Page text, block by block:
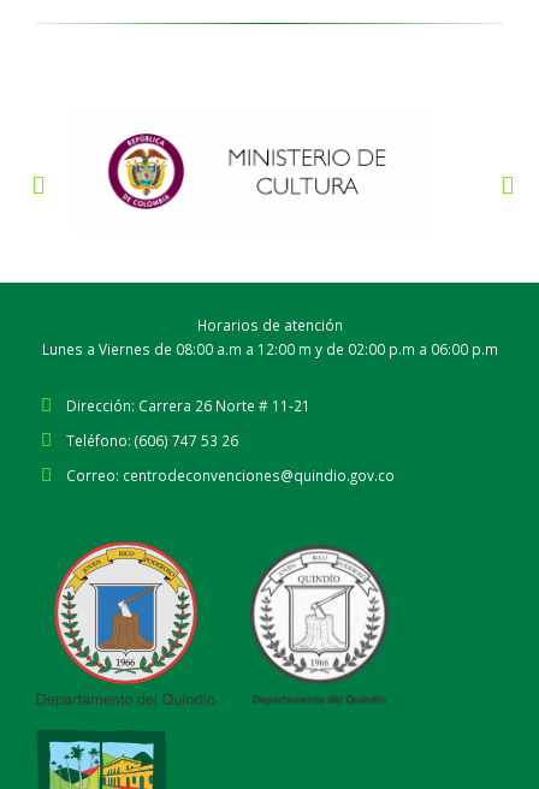
Horarios de atención
Lunes a Viernes de 08:00 a.m a 12:00 m y de 02:00 p.m a 06:00 p.m
Dirección: Carrera 26 Norte # 11-21
Teléfono: (606) 747 53 26
Correo: centrodeconvenciones@quindio.gov.co